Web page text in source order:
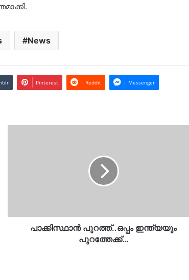
News
Pinterest Reddit Messenger
പാക്കിസ്ഥാൻ പുറത്ത്..ഒപ്പം ഇന്ത്യയും
പുറത്തേക്ക്…